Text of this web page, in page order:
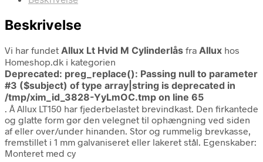
Beskrivelse
Vi har fundet Allux Lt Hvid M Cylinderlås fra Allux hos
Homeshop.dk i kategorien
Deprecated: preg_replace(): Passing null to parameter
#3 ($subject) of type array|string is deprecated in
/tmp/xim_id_3828-YyLmOC.tmp on line 65
. Â Allux LT150 har fjederbelastet brevindkast. Den firkantede
og glatte form gør den velegnet til ophængning ved siden
af eller over/under hinanden. Stor og rummelig brevkasse,
fremstillet i 1 mm galvaniseret eller lakeret stål. Egenskaber:
Monteret med cy